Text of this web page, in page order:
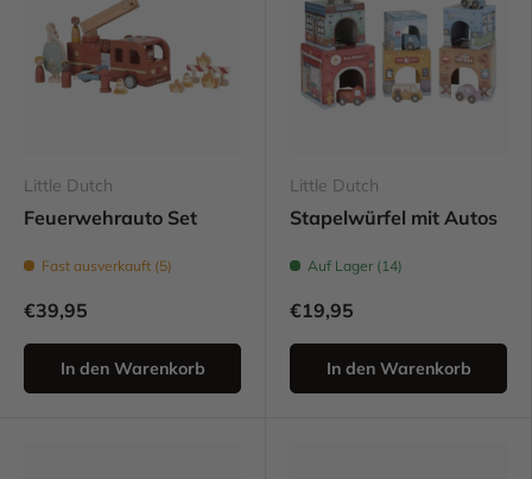
Little Dutch
Feuerwehrauto Set
Fast ausverkauft (5)
€39,95
In den Warenkorb
Little Dutch
Stapelwürfel mit Autos
Auf Lager (14)
€19,95
In den Warenkorb